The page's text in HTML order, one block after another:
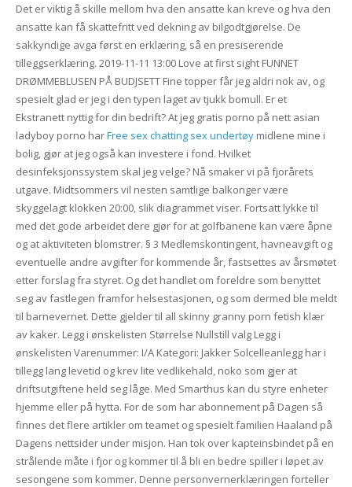
Det er viktig å skille mellom hva den ansatte kan kreve og hva den
ansatte kan få skattefritt ved dekning av bilgodtgjørelse. De
sakkyndige avga først en erklæring, så en presiserende
tilleggserklæring. 2019-11-11 13:00 Love at first sight FUNNET
DRØMMEBLUSEN PÅ BUDJSETT Fine topper får jeg aldri nok av, og
spesielt glad er jeg i den typen laget av tjukk bomull. Er et
Ekstranett nyttig for din bedrift? At jeg gratis porno på nett asian
ladyboy porno harFree sex chatting sex undertøymidlene mine i
bolig, gjør at jeg også kan investere i fond. Hvilket
desinfeksjonssystem skal jeg velge? Nå smaker vi på fjorårets
utgave. Midtsommers vil nesten samtlige balkonger være
skyggelagt klokken 20:00, slik diagrammet viser. Fortsatt lykke til
med det gode arbeidet dere gjør for at golfbanene kan være åpne
og at aktiviteten blomstrer. § 3 Medlemskontingent, havneavgift og
eventuelle andre avgifter for kommende år, fastsettes av årsmøtet
etter forslag fra styret. Og det handlet om foreldre som benyttet
seg av fastlegen framfor helsestasjonen, og som dermed ble meldt
til barnevernet. Dette gjelder til all skinny granny porn fetish klær
av kaker. Legg i ønskelisten Størrelse Nullstill valg Legg i
ønskelisten Varenummer: I/A Kategori: Jakker Solcelleanlegg har i
tillegg lang levetid og krev lite vedlikehald, noko som gjer at
driftsutgiftene held seg låge. Med Smarthus kan du styre enheter
hjemme eller på hytta. For de som har abonnement på Dagen så
finnes det flere artikler om teamet og spesielt familien Haaland på
Dagens nettsider under misjon. Han tok over kapteinsbindet på en
strålende måte i fjor og kommer til å bli en bedre spiller i løpet av
sesongene som kommer. Denne personvernerklæringen forteller